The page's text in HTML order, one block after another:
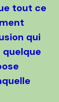
tout ce
qui